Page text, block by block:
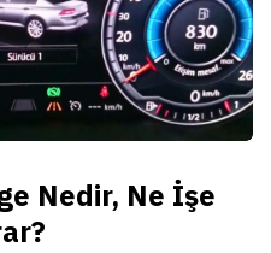
Nedir, Ne İşe